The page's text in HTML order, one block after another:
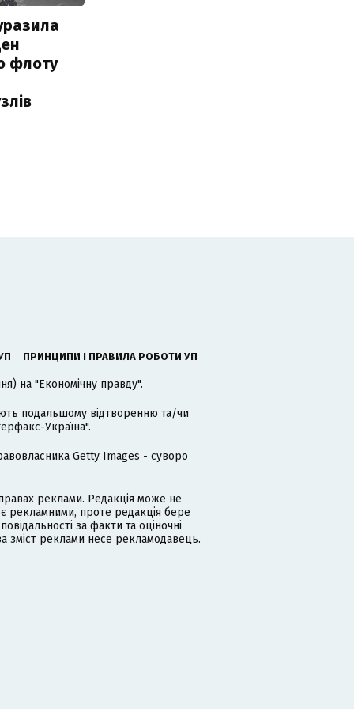
флоту
ПРИНЦИПИ І ПРАВИЛА РОБОТИ УП
на "Економічну правду".
подальшому відтворенню та/чи
Україна".
Getty Images - суворо
реклами. Редакція може не
рекламними, проте редакція бере
за факти та оціночні
зміст реклами несе рекламодавець.